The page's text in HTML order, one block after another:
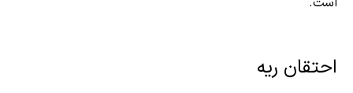
احتقان ریه